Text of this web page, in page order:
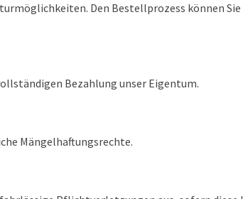
Den Bestellprozess können
Bezahlung unser Eigentum.
Mängelhaftungsrechte.